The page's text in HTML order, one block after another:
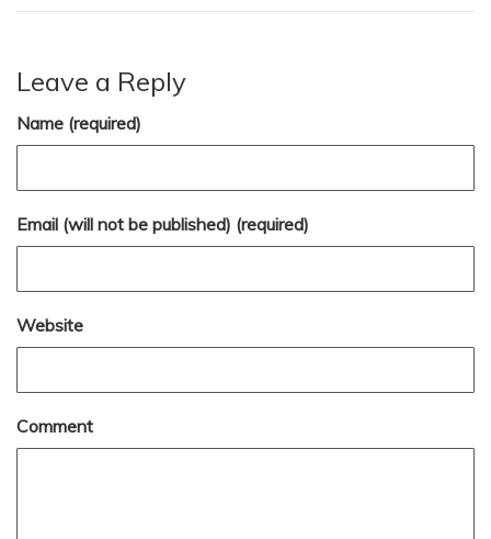
Leave a Reply
Name (required)
Email (will not be published) (required)
Website
Comment